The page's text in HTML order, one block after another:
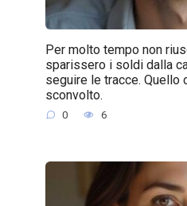
Per molto tempo non
sparissero i soldi dalla
seguire le tracce. Quello
sconvolto.
0 6